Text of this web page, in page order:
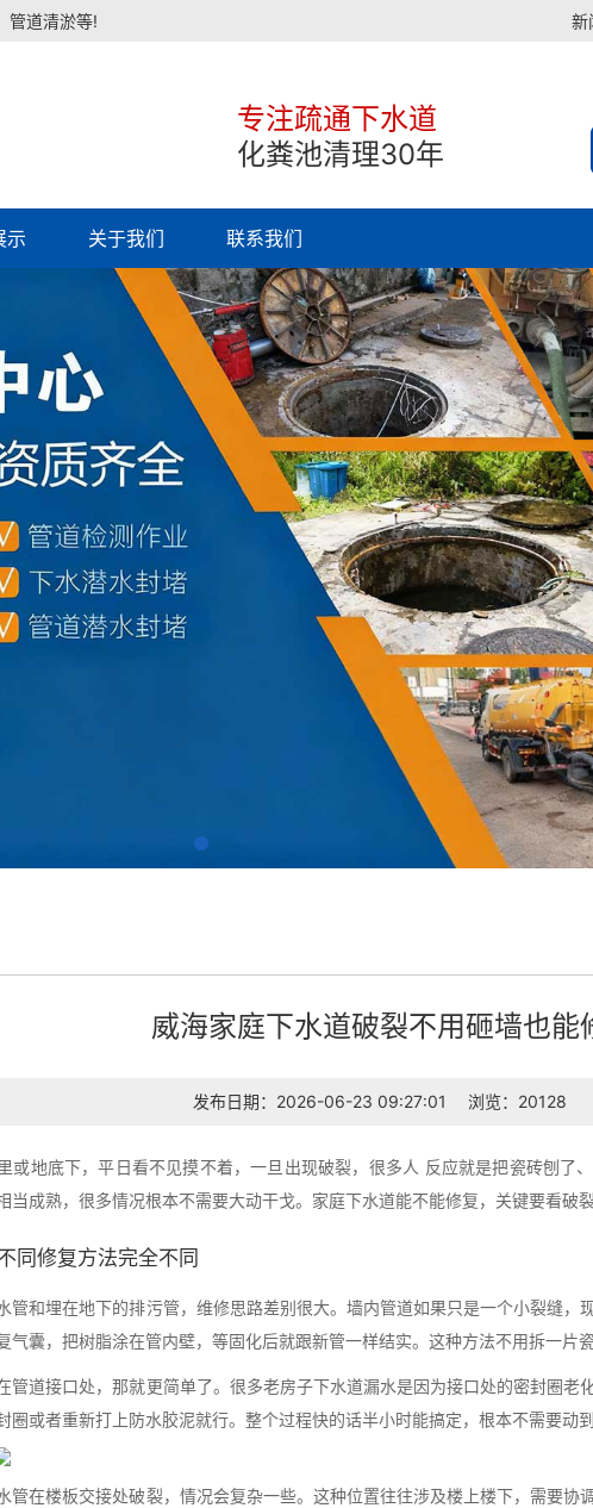
管道清淤等! 新
专注疏通下水道
化粪池清理30年
示 关于我们 联系我们
威海家庭下水道破裂不用砸墙也能
发布日期：2026-06-23 09:27:01 浏览：20128
或地底下，平日看不见摸不着，一旦出现破裂，很多人 反应就是把瓷砖刨了
当成熟，很多情况根本不需要大动干戈。家庭下水道能不能修复，关键要看破
同修复方法完全不同
管和埋在地下的排污管，维修思路差别很大。墙内管道如果只是一个小裂缝，
气囊，把树脂涂在管内壁，等固化后就跟新管一样结实。这种方法不用拆一片
管道接口处，那就更简单了。很多老房子下水道漏水是因为接口处的密封圈老
圈或者重新打上防水胶泥就行。整个过程快的话半小时能搞定，根本不需要动到
管在楼板交接处破裂，情况会复杂一些。这种位置往往涉及楼上楼下，需要协